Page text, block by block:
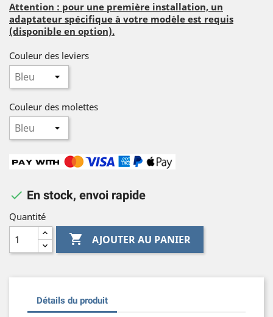
Attention : pour une première installation, un
adaptateur spécifique à votre modèle est requis
(disponible en option).
Couleur des leviers
Couleur des molettes
 En stock, envoi rapide
Quantité
 AJOUTER AU PANIER
Détails du produit